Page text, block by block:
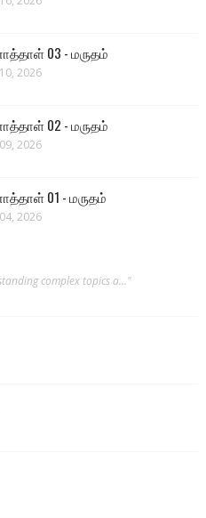
03 - மருதம்
2026
02 - மருதம்
2026
01 - மருதம்
2026
complex topics a..."